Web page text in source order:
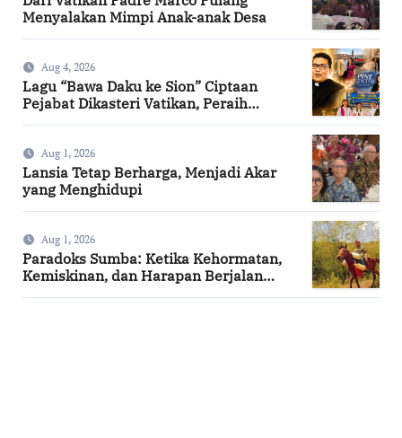
Menyalakan Mimpi Anak-anak Desa
Aug 4, 2026
Lagu “Bawa Daku ke Sion” Ciptaan
Pejabat Dikasteri Vatikan, Peraih
Aug 1, 2026
Lansia Tetap Berharga, Menjadi Akar
yang Menghidupi
Aug 1, 2026
Paradoks Sumba: Ketika Kehormatan,
Kemiskinan, dan Harapan Berjalan